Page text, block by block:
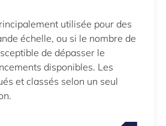
utilisée pour des
échelle, ou si le nombre de
de dépasser le
disponibles. Les
et classés selon un seul